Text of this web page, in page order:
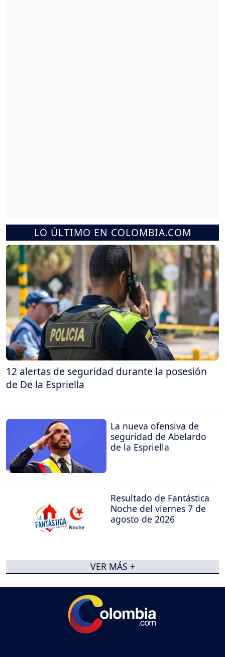
LO ÚLTIMO EN COLOMBIA.COM
12 alertas de seguridad durante la posesión
de De la Espriella
La nueva ofensiva de
seguridad de Abelardo
de la Espriella
Resultado de Fantástica
Noche del viernes 7 de
agosto de 2026
VER MÁS +